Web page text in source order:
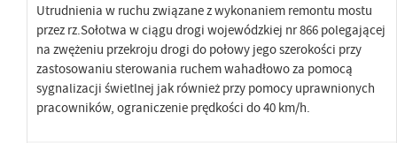
Utrudnienia w ruchu związane z wykonaniem remontu mostu
przez rz.Sołotwa w ciągu drogi wojewódzkiej nr 866 polegającej
na zwężeniu przekroju drogi do połowy jego szerokości przy
zastosowaniu sterowania ruchem wahadłowo za pomocą
sygnalizacji świetlnej jak również przy pomocy uprawnionych
pracowników, ograniczenie prędkości do 40 km/h.